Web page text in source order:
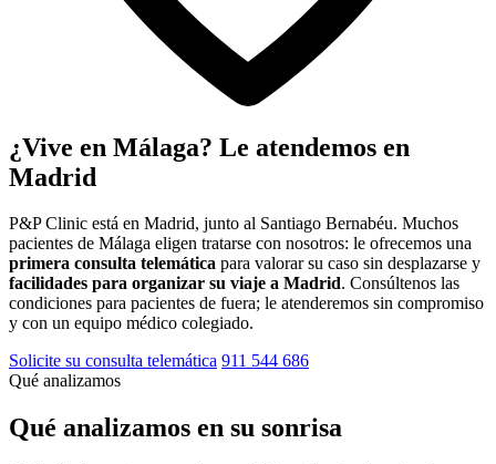
¿Vive en Málaga? Le atendemos en
Madrid
P&P Clinic está en Madrid, junto al Santiago Bernabéu. Muchos
pacientes de Málaga eligen tratarse con nosotros: le ofrecemos una
primera consulta telemática para valorar su caso sin desplazarse y
facilidades para organizar su viaje a Madrid. Consúltenos las
condiciones para pacientes de fuera; le atenderemos sin compromiso
y con un equipo médico colegiado.
Solicite su consulta telemática 911 544 686
Qué analizamos
Qué analizamos en su sonrisa